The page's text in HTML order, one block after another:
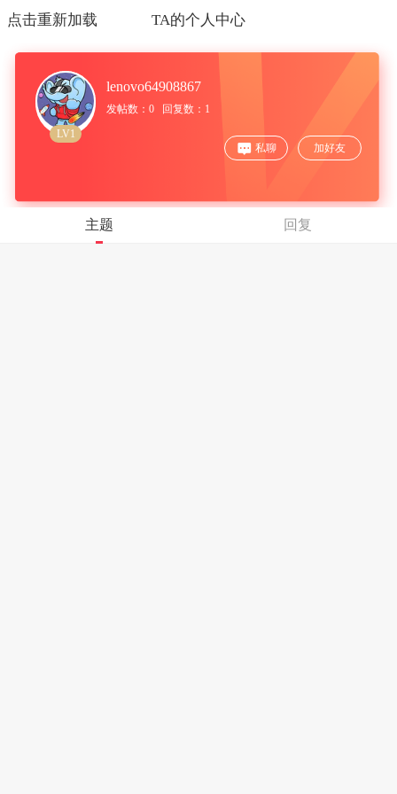
点击重新加载 TA的个人中心
LV1
lenovo64908867
发帖数：0 回复数：1
私聊 加好友
主题 回复